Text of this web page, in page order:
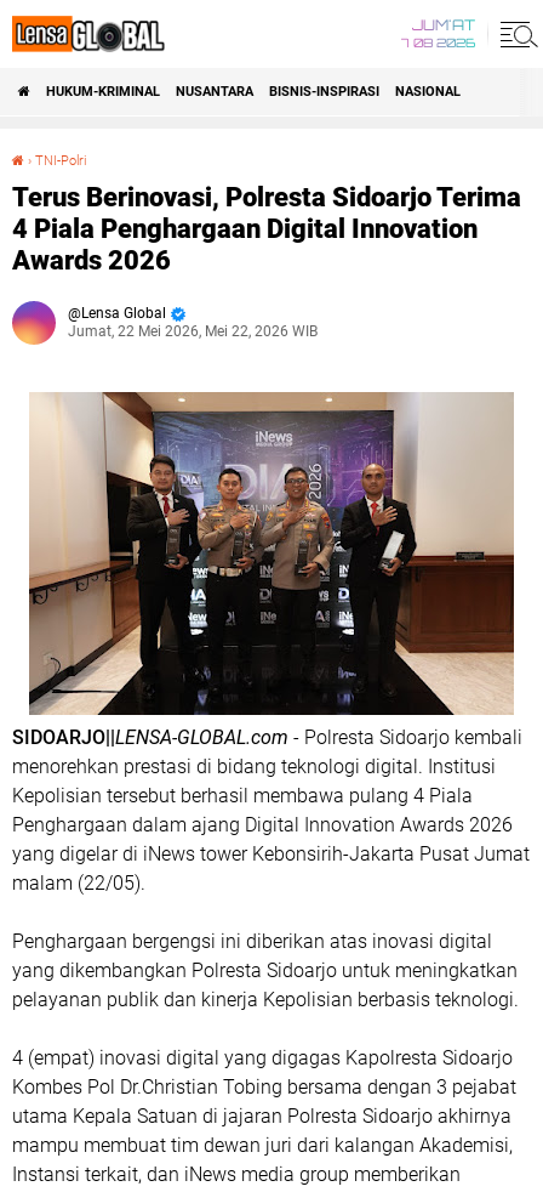
JUM'AT
7 08 2026
HUKUM-KRIMINAL NUSANTARA BISNIS-INSPIRASI NASIONAL
› TNI-Polri
Terus Berinovasi, Polresta Sidoarjo Terima
4 Piala Penghargaan Digital Innovation
Awards 2026
Lensa Global
Jumat, 22 Mei 2026, Mei 22, 2026 WIB
SIDOARJO||LENSA-GLOBAL.com - Polresta Sidoarjo kembali
menorehkan prestasi di bidang teknologi digital. Institusi
Kepolisian tersebut berhasil membawa pulang 4 Piala
Penghargaan dalam ajang Digital Innovation Awards 2026
yang digelar di iNews tower Kebonsirih-Jakarta Pusat Jumat
malam (22/05).
Penghargaan bergengsi ini diberikan atas inovasi digital
yang dikembangkan Polresta Sidoarjo untuk meningkatkan
pelayanan publik dan kinerja Kepolisian berbasis teknologi.
4 (empat) inovasi digital yang digagas Kapolresta Sidoarjo
Kombes Pol Dr.Christian Tobing bersama dengan 3 pejabat
utama Kepala Satuan di jajaran Polresta Sidoarjo akhirnya
mampu membuat tim dewan juri dari kalangan Akademisi,
Instansi terkait, dan iNews media group memberikan